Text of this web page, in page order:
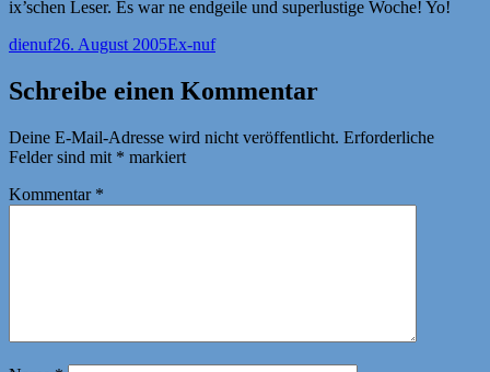
ix’schen Leser. Es war ne endgeile und superlustige Woche! Yo!
Autor
dienufVeröffentlicht
26. August 2005Kategorien
Ex-nuf
Schreibe einen Kommentar
Deine E-Mail-Adresse wird nicht veröffentlicht. Erforderliche
Felder sind mit * markiert
Kommentar *